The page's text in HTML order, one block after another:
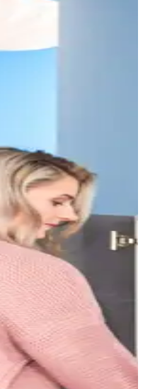
Duravit No.1, si
nel quale è
i capelli senza problemi.